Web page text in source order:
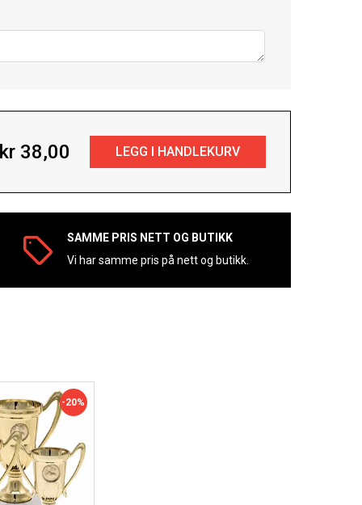
kr 38,00
SAMME PRIS NETT OG BUTIKK
Vi har samme pris på nett og butikk.
-20%